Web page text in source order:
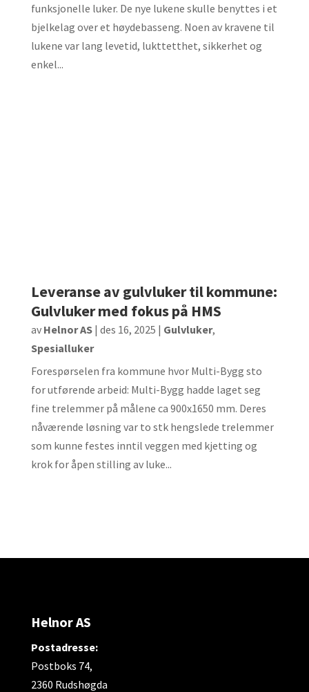
funksjonelle luker. De nye lukene skulle benyttes i et
bjelkelag over et høydebasseng. Noen av kravene til
lukene var lang levetid, lukttetthet, sikkerhet og
enkel...
Leveranse av gulvluker til kommune:
Gulvluker med fokus på HMS
av Helnor AS| des 16, 2025 | Gulvluker,
Spesialluker
Forespørselen fra kommune hvor Multi-Bygg sto
for utførende arbeid: Multi-Bygg hadde laget seg
fine trelemmer på målene ca 900x1650 mm. Deres
nåværende løsning var to stk hengslede trelemmer
som kunne festes inntil veggen med kjetting og
krok for åpen stilling av luke...
Helnor AS
Postadresse:
Postboks 74,
2360 Rudshøgda